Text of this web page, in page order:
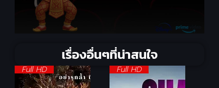
เรื่องอื่นๆที่น่าสนใจ
Full HD Full HD